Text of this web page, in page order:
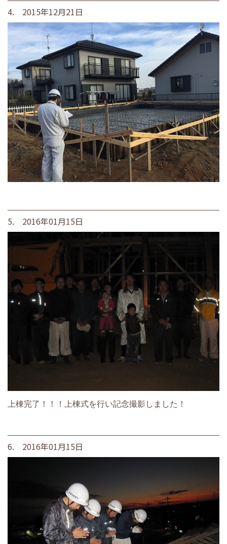
4. 2015年12月21日
5. 2016年01月15日
上棟完了！！！上棟式を行い記念撮影しました！
6. 2016年01月15日